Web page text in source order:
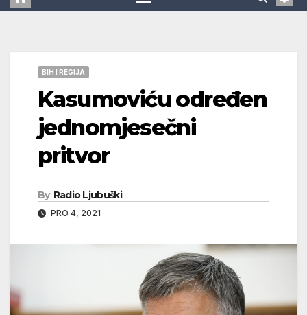
BIH I REGIJA
Kasumoviću određen
jednomjesečni
pritvor
By Radio Ljubuški
PRO 4, 2021